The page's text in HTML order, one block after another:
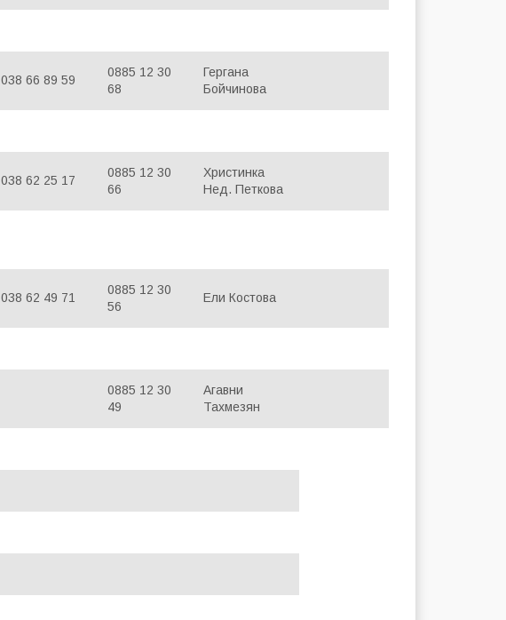
038 66 89 59
0885 12 30
68
Гергана
Бойчинова
038 62 25 17
0885 12 30
66
Христинка
Нед. Петкова
038 62 49 71
0885 12 30
56
Ели Костова
0885 12 30
49
Агавни
Тахмезян